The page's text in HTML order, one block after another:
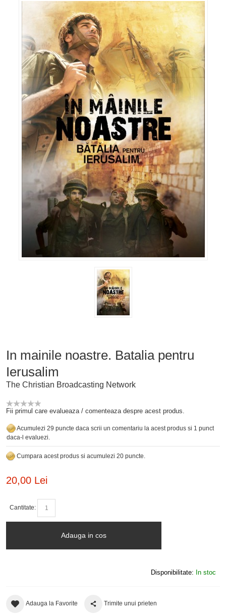
In mainile noastre. Batalia pentru
Ierusalim
The Christian Broadcasting Network
Fii primul care evalueaza / comenteaza despre acest produs.
Acumulezi 29 puncte daca scrii un comentariu la acest produs si 1 punct
daca-l evaluezi.
Cumpara acest produs si acumulezi 20 puncte.
20,00 Lei
Cantitate:
Adauga in cos
Disponibilitate: In stoc
Adauga la Favorite Trimite unui prieten